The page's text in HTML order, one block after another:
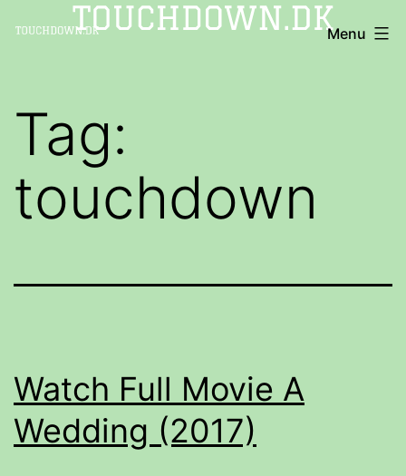
TOUCHDOWN Menu
Tag:
touchdown
Watch Full Movie A
Wedding (2017)